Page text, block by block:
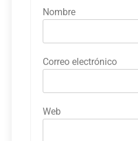
Nombre
Correo electrónico
Web